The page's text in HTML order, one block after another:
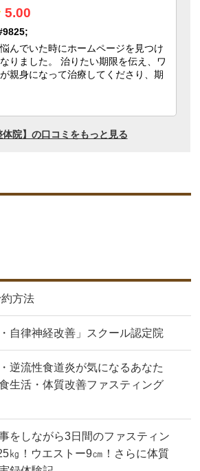
方法
自律神経改善」スクール認定院
逆流性食道炎が気になるあなた
生活・体質改善ファスティング
をしながら3日間のファスティン
㎏！ウエストー9㎝！さらに体質